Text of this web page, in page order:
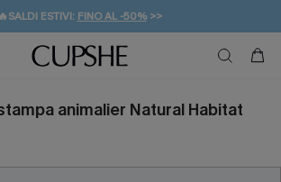
🔥SALDI ESTIVI: FINO AL -50%>>
🚚SPEDIZIONE GRATUITA DA 49€
PER I NUOVI: 20% DI SCONTO*
animalier Natural Habitat